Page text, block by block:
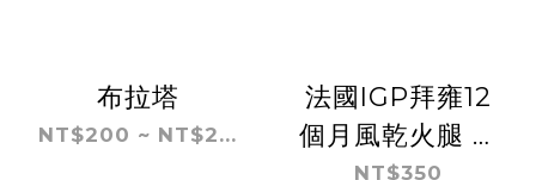
布拉塔
NT$200 ~ NT$2...
法國IGP拜雍12
個月風乾火腿 (5
片裝,80克)
NT$350